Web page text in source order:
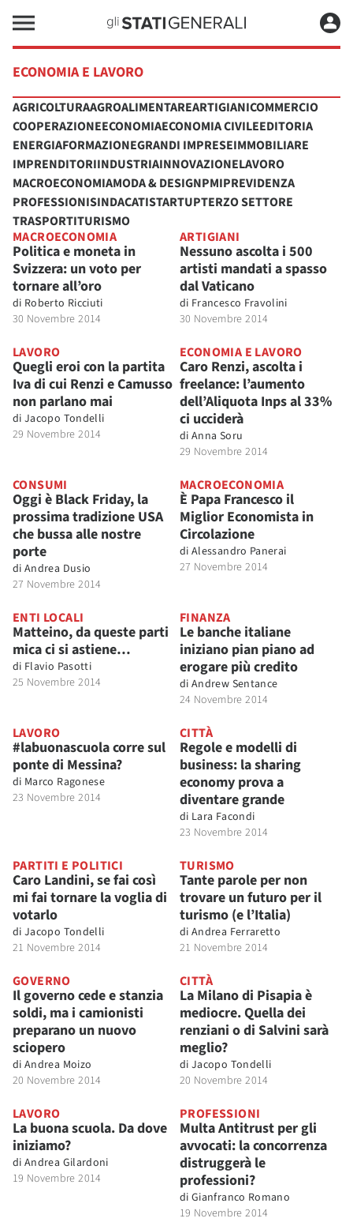
ECONOMIA E LAVORO
AGRICOLTURAAGROALIMENTAREARTIGIANICOMMERCIO
COOPERAZIONEECONOMIAECONOMIA CIVILEEDITORIA
ENERGIAFORMAZIONEGRANDI IMPRESEIMMOBILIARE
IMPRENDITORIINDUSTRIAINNOVAZIONELAVORO
MACROECONOMIAMODA & DESIGNPMIPREVIDENZA
PROFESSIONISINDACATISTARTUPTERZO SETTORE
TRASPORTITURISMO
MACROECONOMIA
Politica e moneta in
Svizzera: un voto per
tornare all’oro
di Roberto Ricciuti
30 Novembre 2014
ARTIGIANI
Nessuno ascolta i 500
artisti mandati a spasso
dal Vaticano
di Francesco Fravolini
30 Novembre 2014
LAVORO
Quegli eroi con la partita
Iva di cui Renzi e Camusso
non parlano mai
di Jacopo Tondelli
29 Novembre 2014
ECONOMIA E LAVORO
Caro Renzi, ascolta i
freelance: l’aumento
dell’Aliquota Inps al 33%
ci ucciderà
di Anna Soru
29 Novembre 2014
CONSUMI
Oggi è Black Friday, la
prossima tradizione USA
che bussa alle nostre
porte
di Andrea Dusio
27 Novembre 2014
MACROECONOMIA
È Papa Francesco il
Miglior Economista in
Circolazione
di Alessandro Panerai
27 Novembre 2014
ENTI LOCALI
Matteino, da queste parti
mica ci si astiene…
di Flavio Pasotti
25 Novembre 2014
FINANZA
Le banche italiane
iniziano pian piano ad
erogare più credito
di Andrew Sentance
24 Novembre 2014
LAVORO
#labuonascuola corre sul
ponte di Messina?
di Marco Ragonese
23 Novembre 2014
CITTÀ
Regole e modelli di
business: la sharing
economy prova a
diventare grande
di Lara Facondi
23 Novembre 2014
PARTITI E POLITICI
Caro Landini, se fai così
mi fai tornare la voglia di
votarlo
di Jacopo Tondelli
21 Novembre 2014
TURISMO
Tante parole per non
trovare un futuro per il
turismo (e l’Italia)
di Andrea Ferraretto
21 Novembre 2014
GOVERNO
Il governo cede e stanzia
soldi, ma i camionisti
preparano un nuovo
sciopero
di Andrea Moizo
20 Novembre 2014
CITTÀ
La Milano di Pisapia è
mediocre. Quella dei
renziani o di Salvini sarà
meglio?
di Jacopo Tondelli
20 Novembre 2014
LAVORO
La buona scuola. Da dove
iniziamo?
di Andrea Gilardoni
19 Novembre 2014
PROFESSIONI
Multa Antitrust per gli
avvocati: la concorrenza
distruggerà le
professioni?
di Gianfranco Romano
19 Novembre 2014